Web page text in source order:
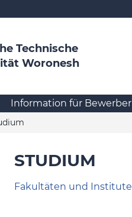
Technische
Woronesh
Information für Bewerber
STUDIUM
Fakultäten und Institute